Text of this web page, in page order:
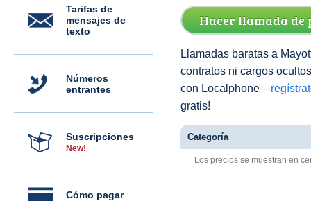
Tarifas de
mensajes de
texto
Números
entrantes
Suscripciones
New!
Cómo pagar
Hacer llamada de
Llamadas baratas a
contratos ni cargos
con Localphone—
gratis!
Categoría
Los precios se muestran en